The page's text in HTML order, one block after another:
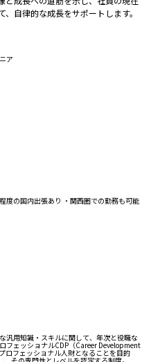
自律的な成長をサポートします。
ア
度の国内出張あり ・関西圏での勤務も可能
汎用知識・スキルに関して、年次と役職な
フェッショナルCDP（Career Development
ロフェッショナル人財となることを目的